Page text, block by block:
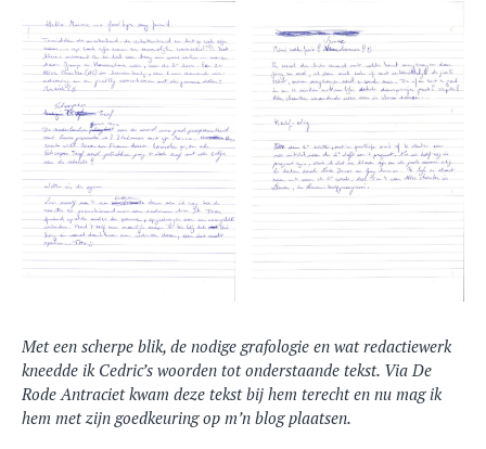
Met een scherpe blik, de nodige grafologie en wat redactiewerk
kneedde ik Cedric’s woorden tot onderstaande tekst. Via De
Rode Antraciet kwam deze tekst bij hem terecht en nu mag ik
hem met zijn goedkeuring op m’n blog plaatsen.